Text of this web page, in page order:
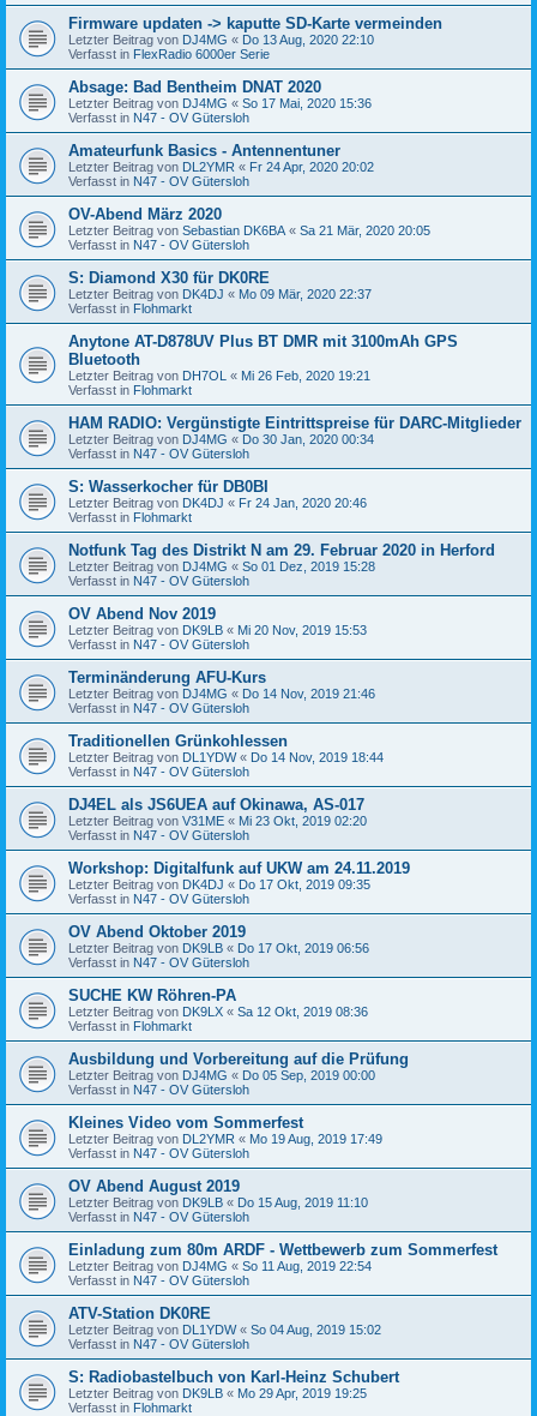
Firmware updaten -> kaputte SD-Karte vermeinden
Letzter Beitrag von DJ4MG « Do 13 Aug, 2020 22:10
Verfasst in FlexRadio 6000er Serie
Absage: Bad Bentheim DNAT 2020
Letzter Beitrag von DJ4MG « So 17 Mai, 2020 15:36
Verfasst in N47 - OV Gütersloh
Amateurfunk Basics - Antennentuner
Letzter Beitrag von DL2YMR « Fr 24 Apr, 2020 20:02
Verfasst in N47 - OV Gütersloh
OV-Abend März 2020
Letzter Beitrag von Sebastian DK6BA « Sa 21 Mär, 2020 20:05
Verfasst in N47 - OV Gütersloh
S: Diamond X30 für DK0RE
Letzter Beitrag von DK4DJ « Mo 09 Mär, 2020 22:37
Verfasst in Flohmarkt
Anytone AT-D878UV Plus BT DMR mit 3100mAh GPS
Bluetooth
Letzter Beitrag von DH7OL « Mi 26 Feb, 2020 19:21
Verfasst in Flohmarkt
HAM RADIO: Vergünstigte Eintrittspreise für DARC-Mitglieder
Letzter Beitrag von DJ4MG « Do 30 Jan, 2020 00:34
Verfasst in N47 - OV Gütersloh
S: Wasserkocher für DB0BI
Letzter Beitrag von DK4DJ « Fr 24 Jan, 2020 20:46
Verfasst in Flohmarkt
Notfunk Tag des Distrikt N am 29. Februar 2020 in Herford
Letzter Beitrag von DJ4MG « So 01 Dez, 2019 15:28
Verfasst in N47 - OV Gütersloh
OV Abend Nov 2019
Letzter Beitrag von DK9LB « Mi 20 Nov, 2019 15:53
Verfasst in N47 - OV Gütersloh
Terminänderung AFU-Kurs
Letzter Beitrag von DJ4MG « Do 14 Nov, 2019 21:46
Verfasst in N47 - OV Gütersloh
Traditionellen Grünkohlessen
Letzter Beitrag von DL1YDW« Do 14 Nov, 2019 18:44
Verfasst in N47 - OV Gütersloh
DJ4EL als JS6UEA auf Okinawa, AS-017
Letzter Beitrag von V31ME « Mi 23 Okt, 2019 02:20
Verfasst in N47 - OV Gütersloh
Workshop: Digitalfunk auf UKW am 24.11.2019
Letzter Beitrag von DK4DJ « Do 17 Okt, 2019 09:35
Verfasst in N47 - OV Gütersloh
OV Abend Oktober 2019
Letzter Beitrag von DK9LB « Do 17 Okt, 2019 06:56
Verfasst in N47 - OV Gütersloh
SUCHE KW Röhren-PA
Letzter Beitrag von DK9LX « Sa 12 Okt, 2019 08:36
Verfasst in Flohmarkt
Ausbildung und Vorbereitung auf die Prüfung
Letzter Beitrag von DJ4MG « Do 05 Sep, 2019 00:00
Verfasst in N47 - OV Gütersloh
Kleines Video vom Sommerfest
Letzter Beitrag von DL2YMR « Mo 19 Aug, 2019 17:49
Verfasst in N47 - OV Gütersloh
OV Abend August 2019
Letzter Beitrag von DK9LB « Do 15 Aug, 2019 11:10
Verfasst in N47 - OV Gütersloh
Einladung zum 80m ARDF - Wettbewerb zum Sommerfest
Letzter Beitrag von DJ4MG « So 11 Aug, 2019 22:54
Verfasst in N47 - OV Gütersloh
ATV-Station DK0RE
Letzter Beitrag von DL1YDW« So 04 Aug, 2019 15:02
Verfasst in N47 - OV Gütersloh
S: Radiobastelbuch von Karl-Heinz Schubert
Letzter Beitrag von DK9LB « Mo 29 Apr, 2019 19:25
Verfasst in Flohmarkt